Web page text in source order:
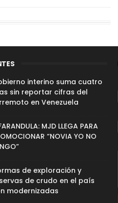
interino suma cuatro
sin reportar cifras del
en Venezuela
MJD LLEGA PARA
“NOVIA YO NO
de exploración y
de crudo en el país
modernizadas